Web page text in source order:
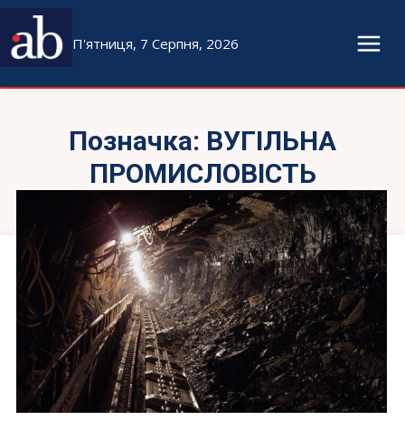
П'ятниця, 7 Серпня, 2026
Позначка: ВУГІЛЬНА
ПРОМИСЛОВІСТЬ